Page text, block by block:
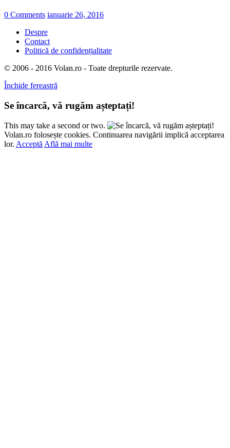
0 Comments ianuarie 26, 2016
Despre
Contact
Politică de confidențialitate
© 2006 - 2016 Volan.ro - Toate drepturile rezervate.
Închide fereastră
Se încarcă, vă rugăm așteptați!
This may take a second or two.
Volan.ro folosește cookies. Continuarea navigării implică acceptarea
lor. Acceptă Află mai multe